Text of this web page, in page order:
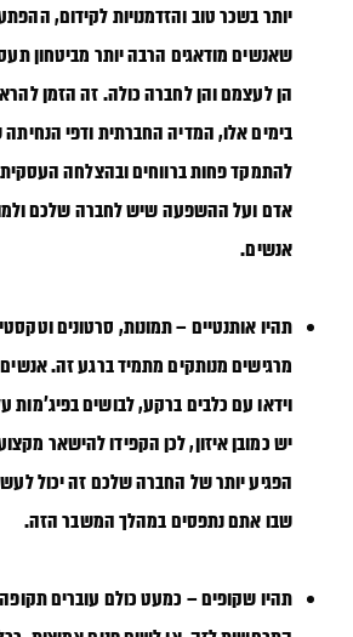
יותר בשכר טוב והזדמנויות לקידום,
שאנשים מודאגים הרבה יותר מביטחון
הן לעצמם והן לחברה כולה. זה הזמן
בימים אלו, המדיה החברתית ודפי
להתמקד פחות ברווחים ובהצלחה העסקית
אדם ועל ההשפעה שיש לחברה שלכם
אנשים.
תהיואותנטיים– תמונות, סרטונים
מרגישים מנותקים מתמיד ברגע זה.
וידאו עם כלבים ברקע, לבושים בפיג'מות
יש כמובן איזון, לכן הקפידו להישאר
הפגיע יותר של החברה שלכם זה יכול
שבו אתם נתפסים במהלך המשבר הזה.
תהיו שקופים – כמעט כולם עוברים